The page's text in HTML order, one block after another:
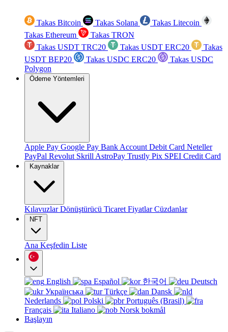
Takas Bitcoin Takas Solana
Takas Litecoin
Takas Ethereum
Takas TRON
Takas USDT TRC20
Takas USDT ERC20
Takas
USDT BEP20
Takas USDC ERC20
Takas USDC
Polygon
Ödeme Yöntemleri
Apple Pay Google Pay Bank Account Debit Card Neteller
PayPal Revolut Skrill AstroPay Trustly Pix SPEI Credit Card
Kaynaklar
KılavuzlarDönüştürücü Ticaret FiyatlarCüzdanlar
NFT
Ana Keşfedin Liste
English Español 한국어
Deutsch
Українська
Türkçe
Dansk
Nederlands
Polski
Português (Brasil)
Français
Italiano
Norsk bokmål
Başlayın